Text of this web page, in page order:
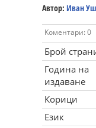
Автор: Иван
Коментари: 0
Брой
Година на
издаване
Корици
Език